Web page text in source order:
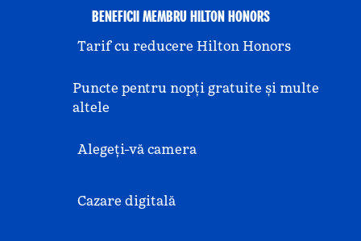
BENEFICII MEMBRU HILTON HONORS
Tarif cu reducere Hilton Honors
Puncte pentru nopți gratuite și multe
altele
Alegeți-vă camera
Cazare digitală